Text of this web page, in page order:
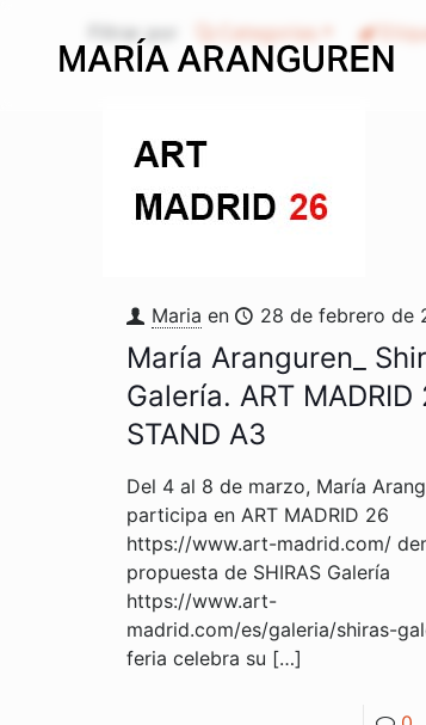
Filtrar por Categorias
Maria en 28 de febrero de
María Aranguren_
Galería. ART MADRID
STAND A3
Del 4 al 8 de marzo, María
participa en ART MADRID 26
https://www.art-madrid.com/
propuesta de SHIRAS Galería
https://www.art-
madrid.com/es/galeria/shiras-
feria celebra su […]